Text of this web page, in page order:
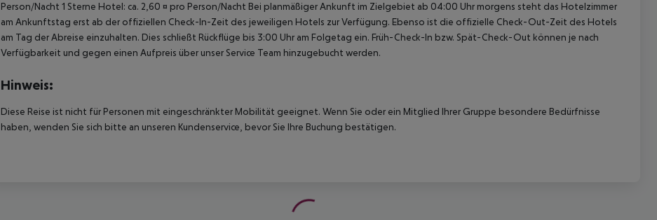
Person/Nacht 1 Sterne Hotel: ca. 2,60 ¤ pro Person/Nacht Bei planmäßiger Ankunft im Zielgebiet ab 04:00 Uhr morgens steht das Hotelzimmer
am Ankunftstag erst ab der offiziellen Check-In-Zeit des jeweiligen Hotels zur Verfügung. Ebenso ist die offizielle Check-Out-Zeit des Hotels
am Tag der Abreise einzuhalten. Dies schließt Rückflüge bis 3:00 Uhr am Folgetag ein. Früh-Check-In bzw. Spät-Check-Out können je nach
Verfügbarkeit und gegen einen Aufpreis über unser Service Team hinzugebucht werden.
Hinweis:
Diese Reise ist nicht für Personen mit eingeschränkter Mobilität geeignet. Wenn Sie oder ein Mitglied Ihrer Gruppe besondere Bedürfnisse
haben, wenden Sie sich bitte an unseren Kundenservice, bevor Sie Ihre Buchung bestätigen.